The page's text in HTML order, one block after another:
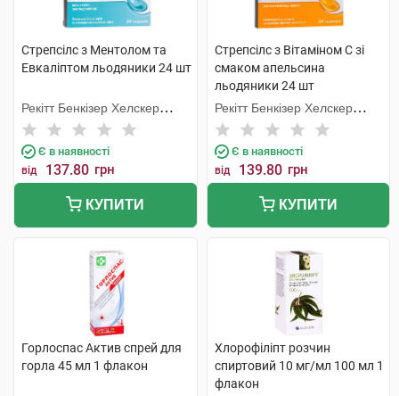
Стрепсілс з Ментолом та
Евкаліптом льодяники 24 шт
Рекітт Бенкізер Хелскер
Інтернешнл
Є в наявності
від 137.80 грн
КУПИТИ
Стрепсілс з Вітаміном C зі
смаком апельсина
льодяники 24 шт
Рекітт Бенкізер Хелскер
Інтернешнл
Є в наявності
від 139.80 грн
КУПИТИ
Горлоспас Актив спрей для
горла 45 мл 1 флакон
Хлорофіліпт розчин
спиртовий 10 мг/мл 100 мл 1
флакон